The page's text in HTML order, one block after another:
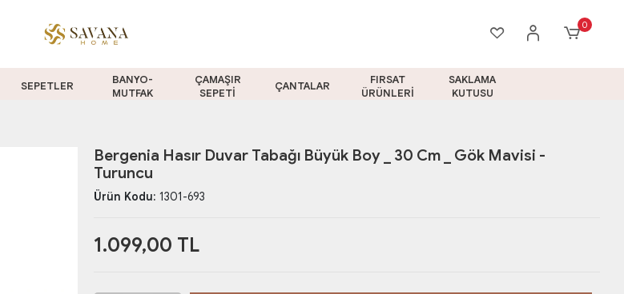
0
SEPETLER
BANYO-
MUTFAK
ÇAMAŞIR
SEPETİ
ÇANTALAR
FIRSAT
ÜRÜNLERİ
SAKLAMA
KUTUSU
Bergenia Hasır Duvar Tabağı Büyük Boy _ 30 Cm _ Gök Mavisi -
Turuncu
Ürün Kodu: 1301-693
1.099,00 TL